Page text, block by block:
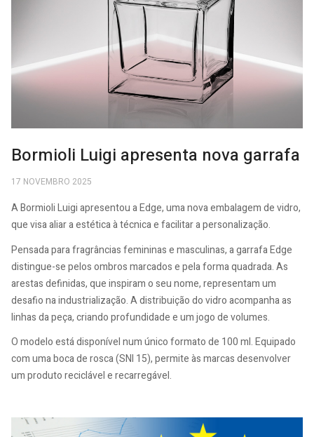
Bormioli Luigi apresenta nova garrafa
17 NOVEMBRO 2025
A Bormioli Luigi apresentou a Edge, uma nova embalagem de vidro,
que visa aliar a estética à técnica e facilitar a personalização.
Pensada para fragrâncias femininas e masculinas, a garrafa Edge
distingue-se pelos ombros marcados e pela forma quadrada. As
arestas definidas, que inspiram o seu nome, representam um
desafio na industrialização. A distribuição do vidro acompanha as
linhas da peça, criando profundidade e um jogo de volumes.
O modelo está disponível num único formato de 100 ml. Equipado
com uma boca de rosca (SNI 15), permite às marcas desenvolver
um produto reciclável e recarregável.